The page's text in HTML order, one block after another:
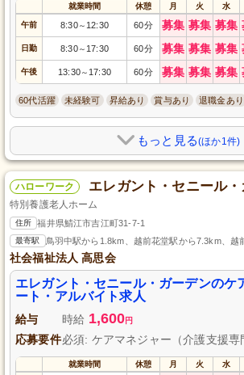
就業時間 休憩 月 火 水
午前 8:30～ 12:30 60分 募集 募集 募集
日勤 8:30～ 17:30 60分 募集 募集 募集
午後 13:30～ 17:30 60分 募集 募集 募集
60代活躍 未経験可 昇給あり 賞与あり 退職金あり
もっと見る(ほか1件)
ハローワーク エレガント・セニール
特別養護老人ホーム
住所 福井県鯖江市吉江町31-7-1
最寄駅 鳥羽中駅から1.8km、越前花堂駅から7.3km、越
社会福祉法人 高思会
エレガント・セニール・ガーデンのケ
ート・アルバイト求人
給与 時給 1,600円
応募要件必須: ケアマネジャー（介護支援専
就業時間 休憩 月 火 水